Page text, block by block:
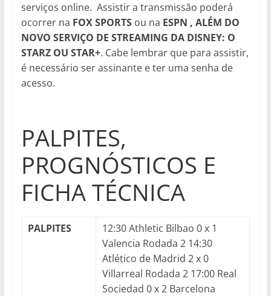
serviços online. Assistir a transmissão poderá
ocorrer na FOX SPORTSou na ESPN , ALÉM DO
NOVO SERVIÇO DE STREAMING DA DISNEY: O
STARZ OU STAR+. Cabe lembrar que para assistir,
é necessário ser assinante e ter uma senha de
acesso.
PALPITES,
PROGNÓSTICOS E
FICHA TÉCNICA
PALPITES
12:30 Athletic Bilbao 0 x 1
Valencia Rodada 2 14:30
Atlético de Madrid 2 x 0
Villarreal Rodada 2 17:00 Real
Sociedad 0 x 2 Barcelona